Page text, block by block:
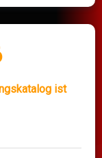
ist